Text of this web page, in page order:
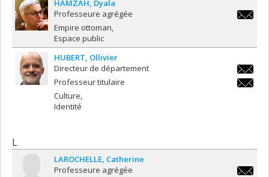
HAMZAH Dyala
Professeure agrégée
Empire ottoman
Espace public
HUBERT Ollivier
Directeur de département
Professeur titulaire
Culture
Identité
L
LAROCHELLE Catherine
Professeure agrégée